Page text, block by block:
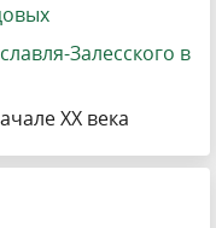
Залесского в
ХХ века